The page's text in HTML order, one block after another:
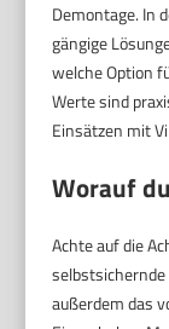
Demontage. In
gängige
welche Option
Werte sind
Einsätzen mit
Worauf
Achte auf die
außerdem das